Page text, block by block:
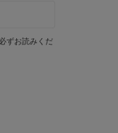
ずお読みくだ